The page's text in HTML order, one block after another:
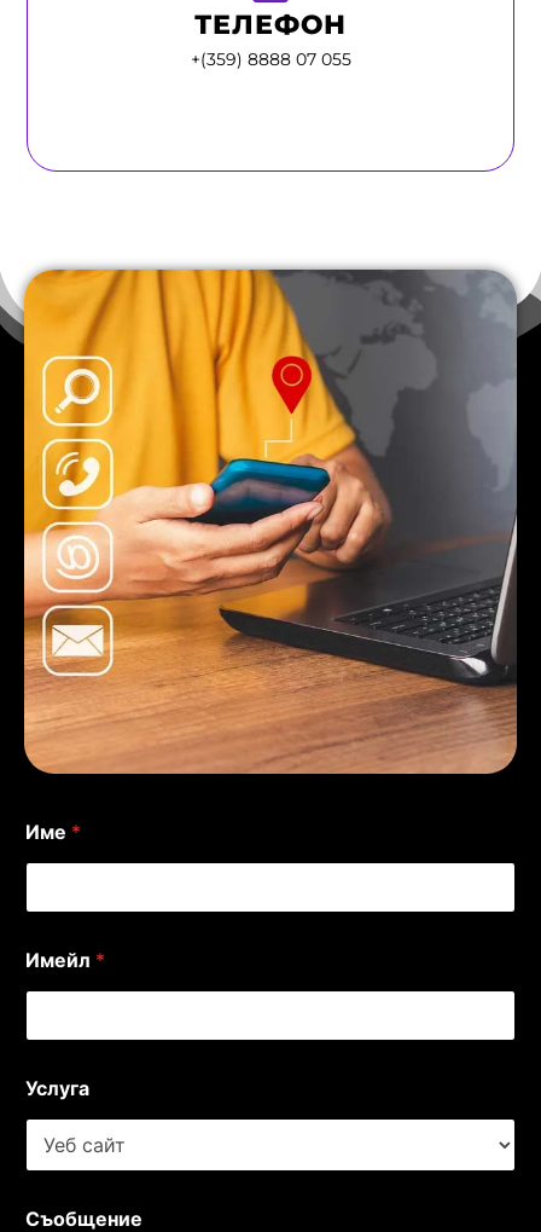
ТЕЛЕФОН
+(359) 8888 07 055
Име *
Имейл *
Услуга
Съобщение